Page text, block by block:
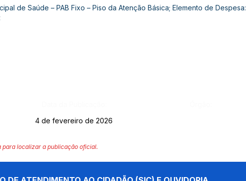
de Saúde – PAB Fixo – Piso da Atenção Básica; Elemento de Despesa:
4 de fevereiro de 2026
para localizar a publicação oficial.